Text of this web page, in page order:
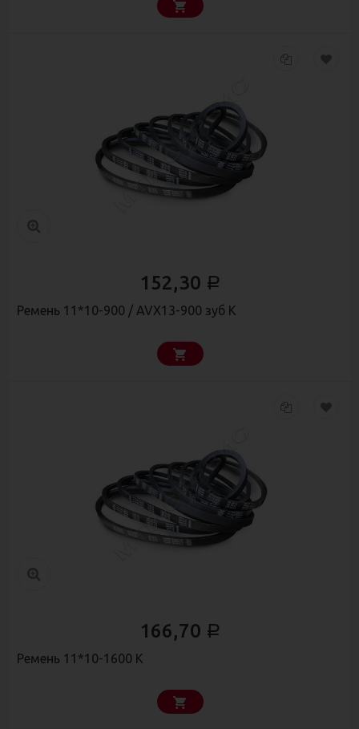
152,30 Р
Ремень 11*10-900 / AVX13-900 зуб К
166,70 Р
Ремень 11*10-1600 К